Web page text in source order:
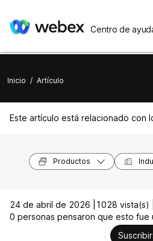
Centro de
Inicio / Artículo
Este artículo está relacionado con
Productos
24 de abril de 2026 |
1028 vista(s) |
0 personas pensaron que esto fue